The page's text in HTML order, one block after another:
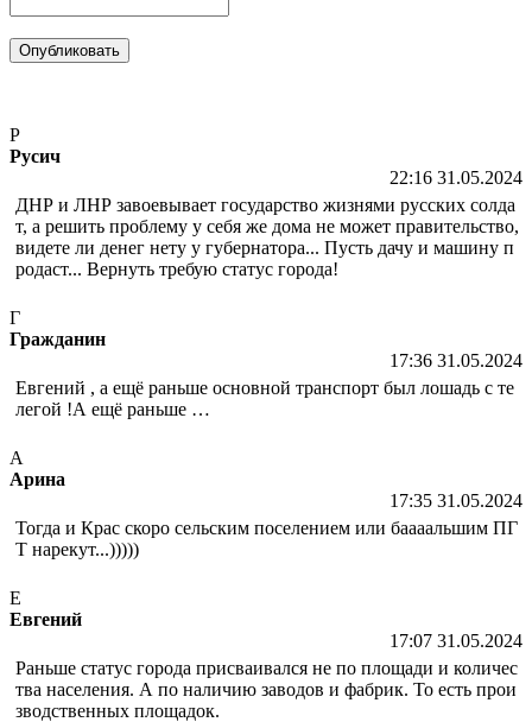
Р
Русич
22:16 31.05.2024
ДНР и ЛНР завоевывает государство жизнями русских солда
т, а решить проблему у себя же дома не может правительство,
видете ли денег нету у губернатора... Пусть дачу и машину п
родаст... Вернуть требую статус города!
Г
Гражданин
17:36 31.05.2024
Евгений , а ещё раньше основной транспорт был лошадь с те
легой !А ещё раньше …
А
Арина
17:35 31.05.2024
Тогда и Крас скоро сельским поселением или баааальшим ПГ
Т нарекут...)))))
Е
Евгений
17:07 31.05.2024
Раньше статус города присваивался не по площади и количес
тва населения. А по наличию заводов и фабрик. То есть прои
зводственных площадок.